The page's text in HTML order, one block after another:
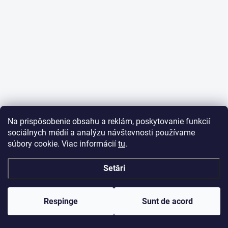
Na prispôsobenie obsahu a reklám, poskytovanie funkcií
sociálnych médií a analýzu návštevnosti používame
súbory cookie. Viac informácií tu.
Setări
Respinge Sunt de acord